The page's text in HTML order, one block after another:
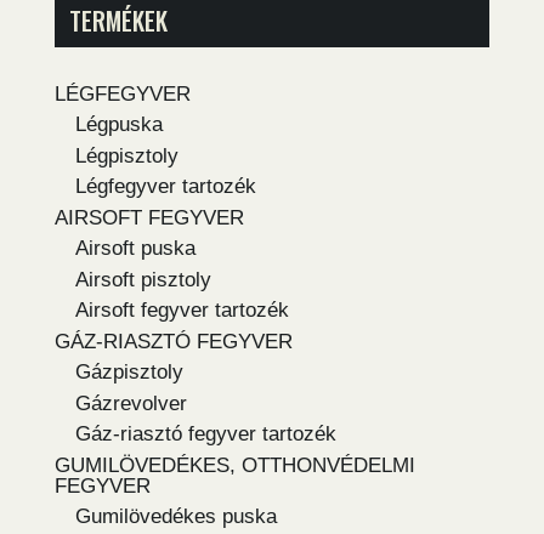
TERMÉKEK
LÉGFEGYVER
Légpuska
Légpisztoly
Légfegyver tartozék
AIRSOFT FEGYVER
Airsoft puska
Airsoft pisztoly
Airsoft fegyver tartozék
GÁZ-RIASZTÓ FEGYVER
Gázpisztoly
Gázrevolver
Gáz-riasztó fegyver tartozék
GUMILÖVEDÉKES, OTTHONVÉDELMI
FEGYVER
Gumilövedékes puska